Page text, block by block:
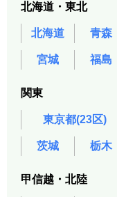
北海道・東北
北海道 青森
宮城 福島
関東
東京都(23区)
茨城 栃木
甲信越・北陸